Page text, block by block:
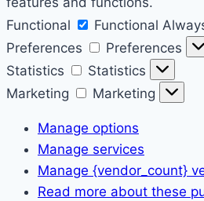
Functional
Functional
Preferences
Preferences
Statistics
Statistics
Marketing
Marketing
Manage options
Manage services
Manage {vendor_count}
Read more about these